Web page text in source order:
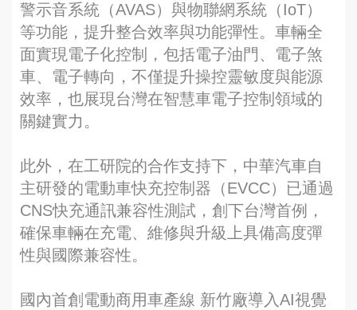
警示音系統（AVAS）與物聯網系統（IoT）
等功能，提升整合效率與功能彈性。車輛全
面實現電子化控制，包括電子油門、電子煞
車、電子轉向，不僅提升操控靈敏度與能源
效率，也展現台灣在智慧車電子控制領域的
關鍵實力。
此外，在工研院的合作支持下，中華汽車自
主研發的電動車快充控制器（EVCC）已通過
CNS快充通訊兼容性測試，創下台灣首例，
確保車輛在充電、維修與升級上具備高度彈
性與國際兼容性。
國內首創電動商用車產線 新竹廠導入AI視覺